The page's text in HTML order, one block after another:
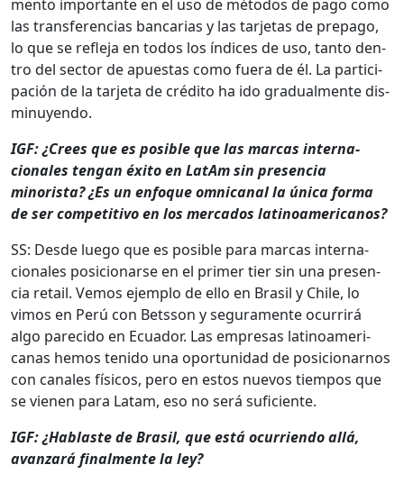
men­to impor­tante en el uso de méto­dos de pago como
las trans­fer­en­cias ban­car­ias y las tar­je­tas de prepa­go,
lo que se refle­ja en todos los índices de uso, tan­to den­
tro del sec­tor de apues­tas como fuera de él. La par­tic­i­
pación de la tar­je­ta de crédi­to ha ido grad­ual­mente dis­
min­uyen­do.
IGF: ¿Crees que es posi­ble que las mar­cas inter­na­
cionales ten­gan éxi­to en LatAm sin pres­en­cia
minorista? ¿Es un enfoque omni­canal la úni­ca for­ma
de ser com­pet­i­ti­vo en los mer­ca­dos lati­noamer­i­canos?
SS: Des­de luego que es posi­ble para mar­cas inter­na­
cionales posi­cionarse en el primer tier sin una pres­en­
cia retail. Vemos ejem­p­lo de ello en Brasil y Chile, lo
vimos en Perú con Bets­son y segu­ra­mente ocur­rirá
algo pare­ci­do en Ecuador. Las empre­sas lati­noamer­i­
canas hemos tenido una opor­tu­nidad de posi­cionarnos
con canales físi­cos, pero en estos nuevos tiem­pos que
se vienen para Latam, eso no será sufi­ciente.
IGF: ¿Hablaste de Brasil, que está ocur­rien­do allá,
avan­zará final­mente la ley?